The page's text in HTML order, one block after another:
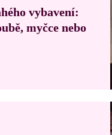
vybavení:
myčce nebo